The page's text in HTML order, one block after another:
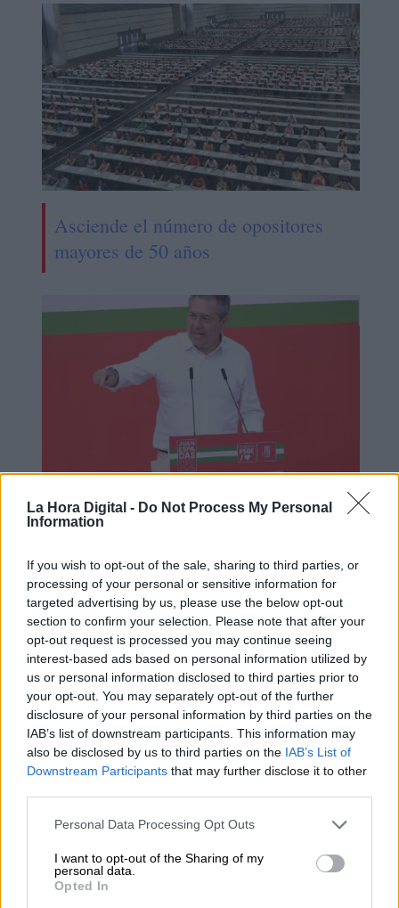
La Hora Digital - Do Not Process My Personal
Information
If you wish to opt-out of the sale, sharing to third parties, or
processing of your personal or sensitive information for
targeted advertising by us, please use the below opt-out
section to confirm your selection. Please note that after your
opt-out request is processed you may continue seeing
interest-based ads based on personal information utilized by
us or personal information disclosed to third parties prior to
your opt-out. You may separately opt-out of the further
disclosure of your personal information by third parties on the
IAB’s list of downstream participants. This information may
also be disclosed by us to third parties on the IAB’s List of
Downstream Participants that may further disclose it to other
Personal Data Processing Opt Outs
I want to opt-out of the Sharing of my
personal data.
Opted In
Asciende el número de opositores
mayores de 50 años
Combatir el desempleo juvenil,
Juan Espadas en Andalucía
OPINIONES DIVERSAS
¿La ciudadanía de Occidente
es consciente del riesgo de
una tercera guerra mundial?
Por
Álvaro Frutos Rosado y Gabinete
Geopolítica de Crisis
Suelta y confía